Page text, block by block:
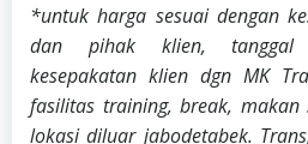
*untuk harga sesuai dengan
dan pihak klien, tanggal
kesepakatan klien dgn MK
fasilitas training, break, makan
lokasi diluar jabodetabek.